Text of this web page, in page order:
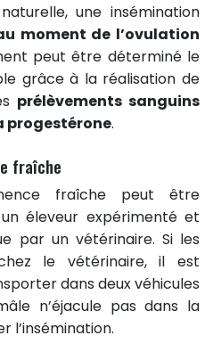
une insémination
moment de l’ovulation
peut être déterminé le
grâce à la réalisation de
prélèvements sanguins
progestérone.
fraîche
fraîche peut être
éleveur expérimenté et
par un vétérinaire. Si les
le vétérinaire, il est
dans deux véhicules
n’éjacule pas dans la
l’insémination.